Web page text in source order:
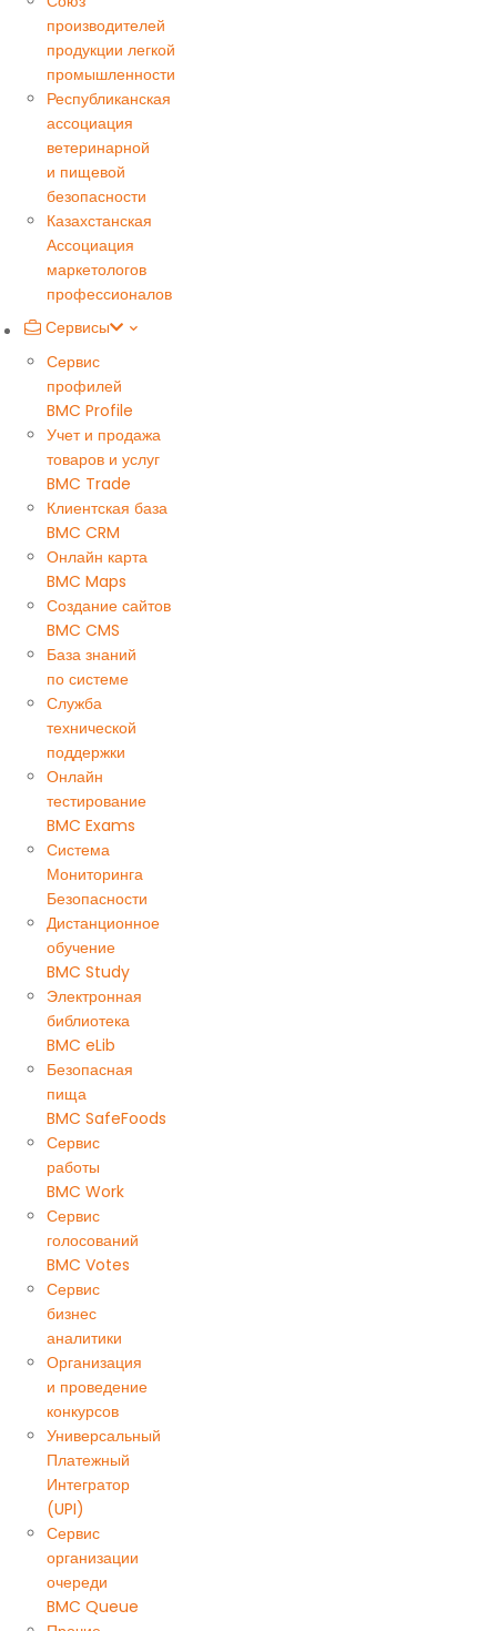
производителей
продукции легкой
промышленности
Республиканская
ассоциация
ветеринарной
и пищевой
безопасности
Казахстанская
Ассоциация
маркетологов
профессионалов
Сервисы
Сервис
профилей
BMC Profile
Учет и продажа
товаров и услуг
BMC Trade
Клиентская база
BMC CRM
Онлайн карта
BMC Maps
Создание сайтов
BMC CMS
База знаний
по системе
Служба
технической
поддержки
Онлайн
тестирование
BMC Exams
Система
Мониторинга
Безопасности
Дистанционное
обучение
BMC Study
Электронная
библиотека
BMC eLib
Безопасная
пища
BMC SafeFoods
Сервис
работы
BMC Work
Сервис
голосований
BMC Votes
Сервис
бизнес
аналитики
Организация
и проведение
конкурсов
Универсальный
Платежный
Интегратор
(UPI)
Сервис
организации
очереди
BMC Queue